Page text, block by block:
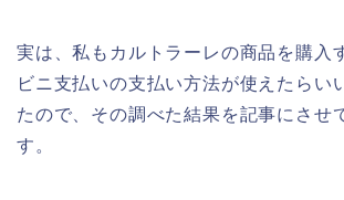
実は、私もカルトラーレの商品を購入
ビニ支払いの支払い方法が使えたらい
たので、その調べた結果を記事にさせ
す。